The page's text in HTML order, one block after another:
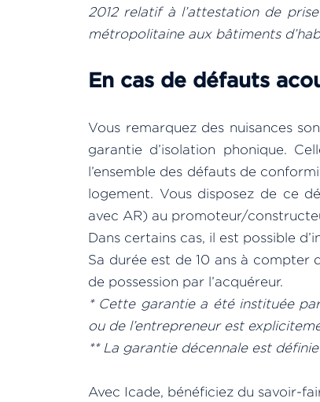
2012 relatif à l’attestation de
métropolitaine aux bâtiments
En cas de défauts
Vous remarquez des nuisances
garantie d’isolation phonique.
l’ensemble des défauts de
logement. Vous disposez de ce
avec AR) au promoteur/
Dans certains cas, il est possible
Sa durée est de 10 ans à compter
de possession par l’acquéreur.
* Cette garantie a été instituée
ou de l’entrepreneur est
** La garantie décennale est
Avec Icade, bénéficiez du savoir-